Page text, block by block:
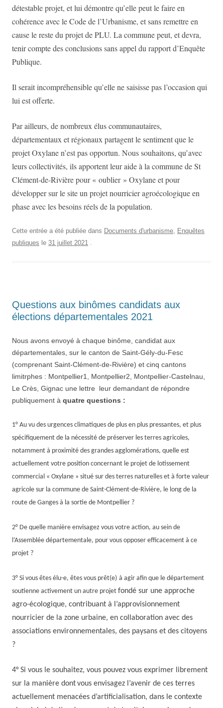
détestable projet, et lui démontre qu’elle peut le faire en
cohérence avec le Code de l’Urbanisme, et sans remettre en
cause le reste du projet de PLU. La commune peut, et devra,
tenir compte des conclusions sans appel du rapport d’Enquête
Publique.
Il serait incompréhensible qu’elle ne saisisse pas l’occasion qui
lui est offerte.
Par ailleurs, de nombreux élus communautaires,
départementaux et régionaux partagent le sentiment que le
projet Oxylane n’est pas opportun. Nous souhaitons, qu’avec
leurs collectivités, ils apportent leur aide à la commune de St
Clément-de-Rivière pour « oublier » Oxylane et pour
développer sur le site un projet nourricier agroécologique en
phase avec les besoins réels de la population.
Cette entrée a été publiée dans Documents d'urbanisme, Enquêtes
publiques le 31 juillet 2021 .
Questions aux binômes candidats aux
élections départementales 2021
Nous avons envoyé à chaque binôme, candidat aux
départementales, sur le canton de Saint-Gély-du-Fesc
(comprenant Saint-Clément-de-Rivière) et cinq cantons
limitrphes : Montpellier1, Montpellier2, Montpellier-Castelnau,
Le Crès, Gignac une lettre leur demandant de répondre
publiquement à quatre questions :
1° Au vu des urgences climatiques de plus en plus pressantes, et plus
spécifiquement de la nécessité de préserver les terres agricoles,
notamment à proximité des grandes agglomérations, quelle est
actuellement votre position concernant le projet de lotissement
commercial « Oxylane » situé sur des terres naturelles et à forte valeur
agricole sur la commune de Saint-Clément-de-Rivière, le long de la
route de Ganges à la sortie de Montpellier ?
2° De quelle manière envisagez vous votre action, au sein de
l’Assemblée départementale, pour vous opposer efficacement à ce
projet ?
3° Si vous êtes élu-e, êtes vous prêt(e) à agir afin que le département
soutienne activement un autre projet fondé sur une approche
agro-écologique, contribuant à l’approvisionnement
nourricier de la zone urbaine, en collaboration avec des
associations environnementales, des paysans et des citoyens
?
4° Si vous le souhaitez, vous pouvez vous exprimer librement
sur la manière dontvous envisagez l’avenir de ces terres
actuellement menacées d’artificialisation, dans le contexte